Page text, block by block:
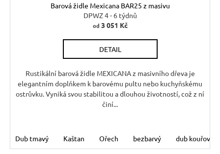
Barová židle Mexicana BAR25 z masivu
DPWZ 4 - 6 týdnů
od 3 051 Kč
DETAIL
Rustikální barová židle MEXICANA z masivního dřeva je
elegantním doplňkem k barovému pultu nebo kuchyňskému
ostrůvku. Vyniká svou stabilitou a dlouhou životností, což z ní
činí...
Dub tmavý Kaštan Ořech bezbarvý dub kouřový